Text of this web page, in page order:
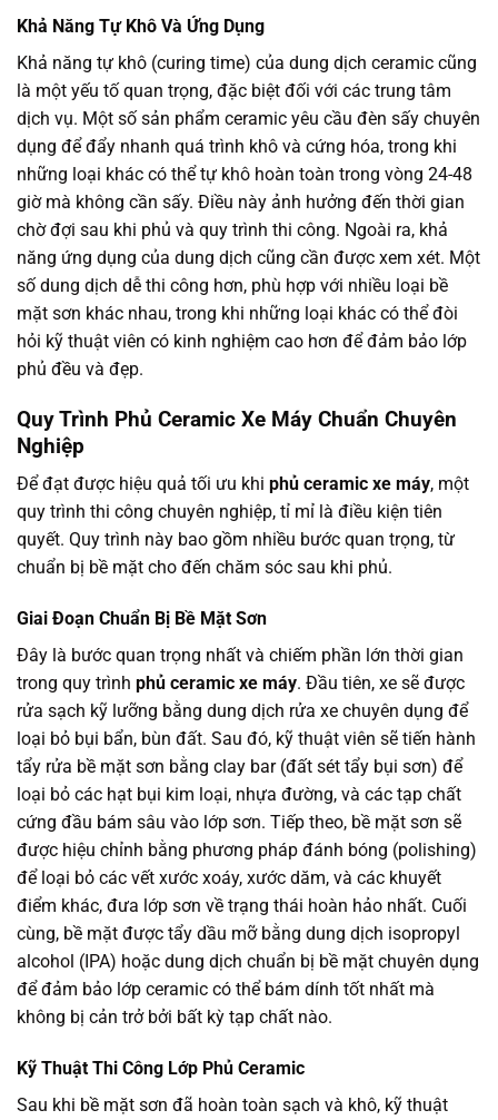
Khả Năng Tự Khô Và Ứng Dụng
Khả năng tự khô (curing time) của dung dịch ceramic cũng
là một yếu tố quan trọng, đặc biệt đối với các trung tâm
dịch vụ. Một số sản phẩm ceramic yêu cầu đèn sấy chuyên
dụng để đẩy nhanh quá trình khô và cứng hóa, trong khi
những loại khác có thể tự khô hoàn toàn trong vòng 24-48
giờ mà không cần sấy. Điều này ảnh hưởng đến thời gian
chờ đợi sau khi phủ và quy trình thi công. Ngoài ra, khả
năng ứng dụng của dung dịch cũng cần được xem xét. Một
số dung dịch dễ thi công hơn, phù hợp với nhiều loại bề
mặt sơn khác nhau, trong khi những loại khác có thể đòi
hỏi kỹ thuật viên có kinh nghiệm cao hơn để đảm bảo lớp
phủ đều và đẹp.
Quy Trình Phủ Ceramic Xe Máy Chuẩn Chuyên
Nghiệp
Để đạt được hiệu quả tối ưu khi phủ ceramic xe máy, một
quy trình thi công chuyên nghiệp, tỉ mỉ là điều kiện tiên
quyết. Quy trình này bao gồm nhiều bước quan trọng, từ
chuẩn bị bề mặt cho đến chăm sóc sau khi phủ.
Giai Đoạn Chuẩn Bị Bề Mặt Sơn
Đây là bước quan trọng nhất và chiếm phần lớn thời gian
trong quy trình phủ ceramic xe máy. Đầu tiên, xe sẽ được
rửa sạch kỹ lưỡng bằng dung dịch rửa xe chuyên dụng để
loại bỏ bụi bẩn, bùn đất. Sau đó, kỹ thuật viên sẽ tiến hành
tẩy rửa bề mặt sơn bằng clay bar (đất sét tẩy bụi sơn) để
loại bỏ các hạt bụi kim loại, nhựa đường, và các tạp chất
cứng đầu bám sâu vào lớp sơn. Tiếp theo, bề mặt sơn sẽ
được hiệu chỉnh bằng phương pháp đánh bóng (polishing)
để loại bỏ các vết xước xoáy, xước dăm, và các khuyết
điểm khác, đưa lớp sơn về trạng thái hoàn hảo nhất. Cuối
cùng, bề mặt được tẩy dầu mỡ bằng dung dịch isopropyl
alcohol (IPA) hoặc dung dịch chuẩn bị bề mặt chuyên dụng
để đảm bảo lớp ceramic có thể bám dính tốt nhất mà
không bị cản trở bởi bất kỳ tạp chất nào.
Kỹ Thuật Thi Công Lớp Phủ Ceramic
Sau khi bề mặt sơn đã hoàn toàn sạch và khô, kỹ thuật